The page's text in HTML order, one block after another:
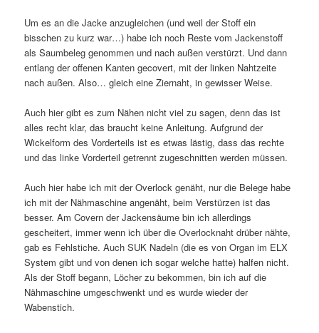
Um es an die Jacke anzugleichen (und weil der Stoff ein
bisschen zu kurz war…) habe ich noch Reste vom Jackenstoff
als Saumbeleg genommen und nach außen verstürzt. Und dann
entlang der offenen Kanten gecovert, mit der linken Nahtzeite
nach außen. Also… gleich eine Ziernaht, in gewisser Weise.
Auch hier gibt es zum Nähen nicht viel zu sagen, denn das ist
alles recht klar, das braucht keine Anleitung. Aufgrund der
Wickelform des Vorderteils ist es etwas lästig, dass das rechte
und das linke Vorderteil getrennt zugeschnitten werden müssen.
Auch hier habe ich mit der Overlock genäht, nur die Belege habe
ich mit der Nähmaschine angenäht, beim Verstürzen ist das
besser. Am Covern der Jackensäume bin ich allerdings
gescheitert, immer wenn ich über die Overlocknaht drüber nähte,
gab es Fehlstiche. Auch SUK Nadeln (die es von Organ im ELX
System gibt und von denen ich sogar welche hatte) halfen nicht.
Als der Stoff begann, Löcher zu bekommen, bin ich auf die
Nähmaschine umgeschwenkt und es wurde wieder der
Wabenstich.